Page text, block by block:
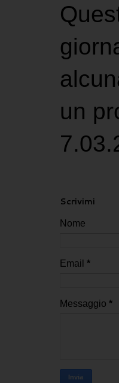
un
Scrivimi
Nome
Email *
Messaggio *